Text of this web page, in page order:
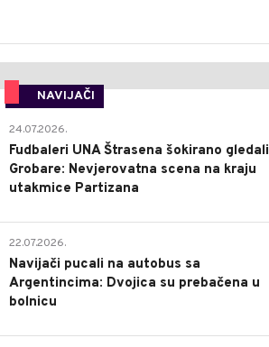
NAVIJAČI
24.07.2026.
Fudbaleri UNA Štrasena šokirano gledali
Grobare: Nevjerovatna scena na kraju
utakmice Partizana
22.07.2026.
Navijači pucali na autobus sa
Argentincima: Dvojica su prebačena u
bolnicu